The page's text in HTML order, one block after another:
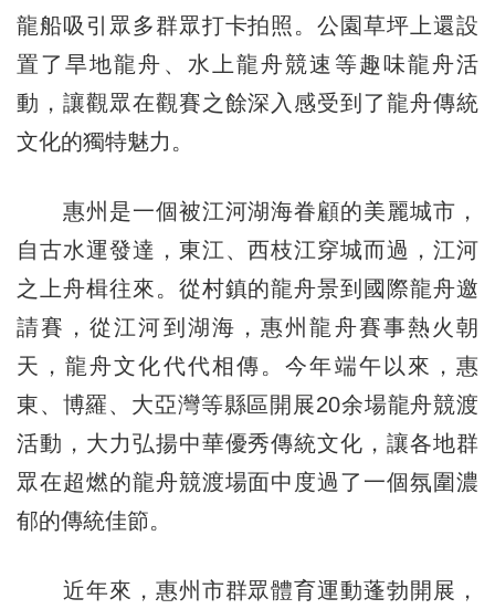
龍船吸引眾多群眾打卡拍照。公園草坪上還設
置了旱地龍舟、水上龍舟競速等趣味龍舟活
動，讓觀眾在觀賽之餘深入感受到了龍舟傳統
文化的獨特魅力。
惠州是一個被江河湖海眷顧的美麗城市，
自古水運發達，東江、西枝江穿城而過，江河
之上舟楫往來。從村鎮的龍舟景到國際龍舟邀
請賽，從江河到湖海，惠州龍舟賽事熱火朝
天，龍舟文化代代相傳。今年端午以來，惠
東、博羅、大亞灣等縣區開展20余場龍舟競渡
活動，大力弘揚中華優秀傳統文化，讓各地群
眾在超燃的龍舟競渡場面中度過了一個氛圍濃
郁的傳統佳節。
近年來，惠州市群眾體育運動蓬勃開展，